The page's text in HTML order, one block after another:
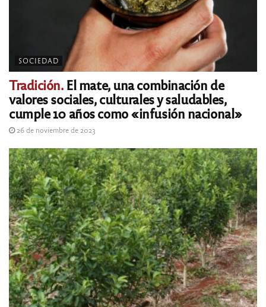
SOCIEDAD
Tradición.El mate, una combinación de
valores sociales, culturales y saludables,
cumple 10 años como «infusión nacional»
26 de noviembre de 2023